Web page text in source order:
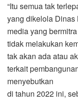
“Itu semua tak
yang dikelola Dinas
media yang
tidak melakukan
tak akan ada atau
terkait
menyebutkan
di tahun 2022 ini,